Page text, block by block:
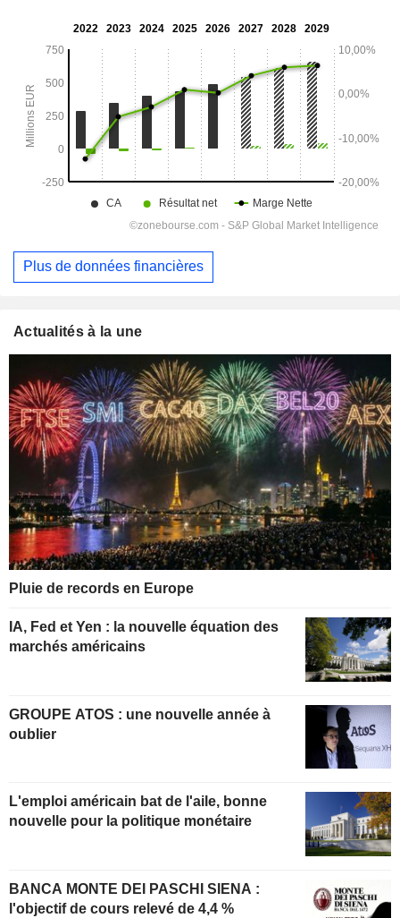
Plus de données financières
Actualités à la une
Pluie de records en Europe
IA, Fed et Yen : la nouvelle équation des
marchés américains
GROUPE ATOS : une nouvelle année à
oublier
L'emploi américain bat de l'aile, bonne
nouvelle pour la politique monétaire
BANCA MONTE DEI PASCHI SIENA :
l'objectif de cours relevé de 4,4 %